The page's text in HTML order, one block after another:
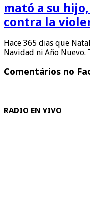
mató a su
contra la
Hace 365 días que
Navidad ni Año Nuevo.
Comentários no
RADIO EN VIVO